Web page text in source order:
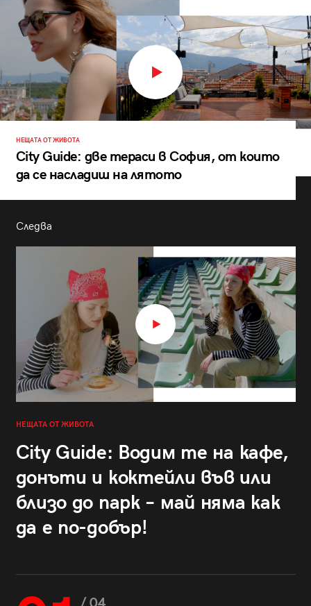
НЕЩАТА ОТ ЖИВОТА
City Guide: две тераси в София, от които
да се насладиш на лятото
Следва
НЕЩАТА ОТ ЖИВОТА
City Guide: Водим те на кафе,
донъти и коктейли във или
близо до парк – май няма как
да е по-добър!